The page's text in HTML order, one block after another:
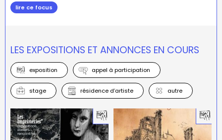
lire ce focus
LES EXPOSITIONS ET ANNONCES EN COURS
exposition appel à participation
stage résidence d’artiste autre